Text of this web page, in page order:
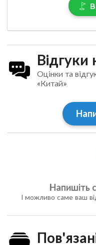
Відгуки
Оцінки та
«Китай»
Напишіть
І можливо саме ваш